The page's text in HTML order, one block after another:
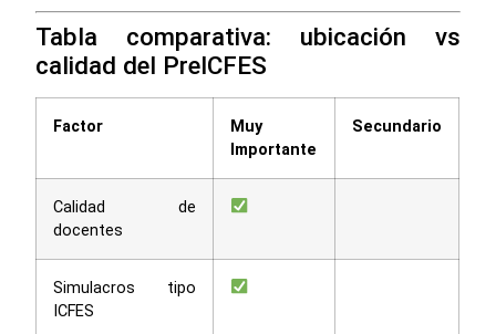
Tabla comparativa: ubicación vs
calidad del PreICFES
Factor
Muy
Importante
Secundario
Calidad de
docentes
Simulacros tipo
ICFES